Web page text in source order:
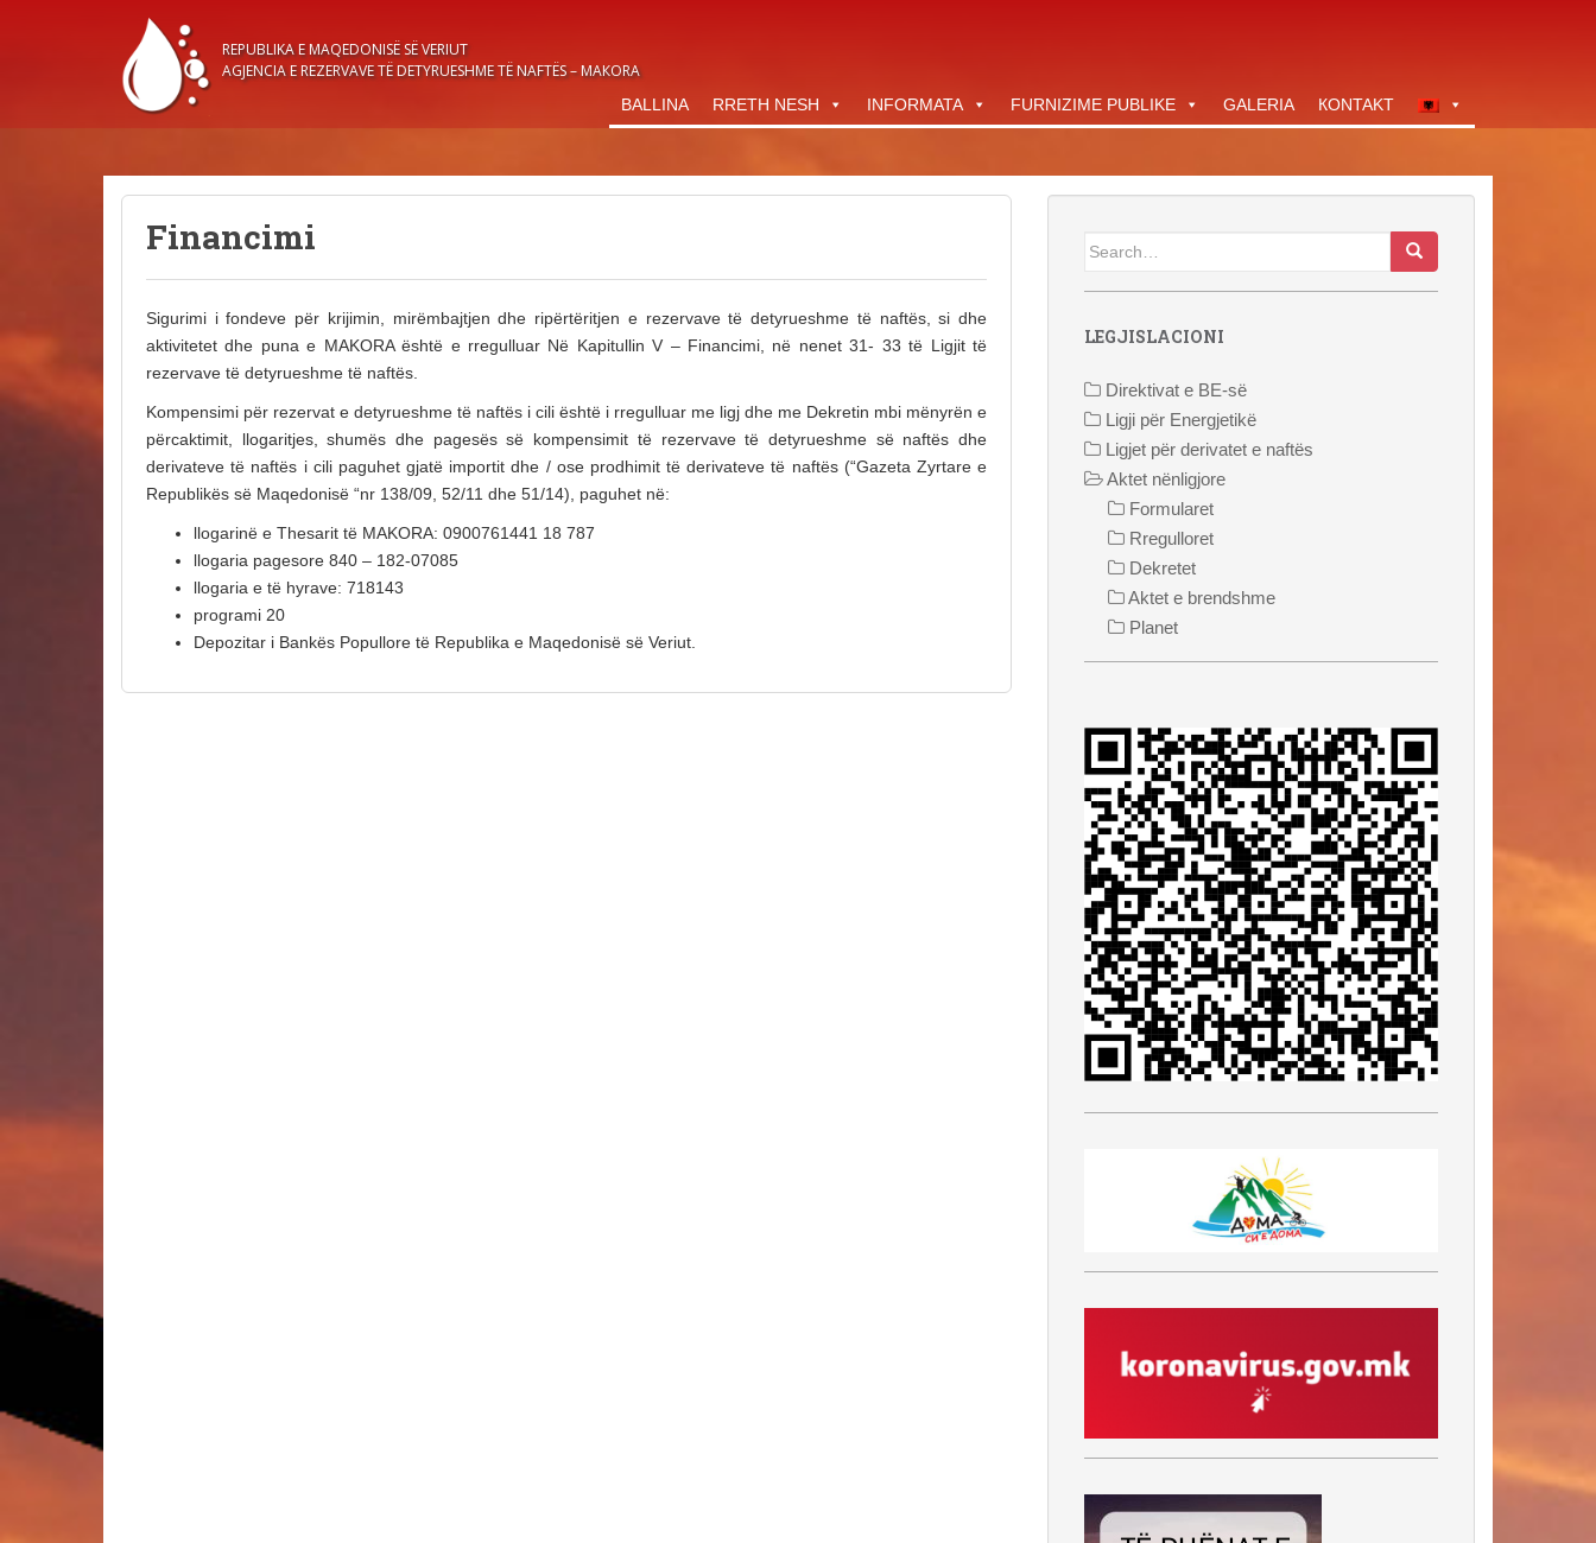
REPUBLIKА Е MAQEDONISË SË VERIUT
AGJENCIA E REZERVAVE TË DETYRUESHME TË NAFTËS – МАКОRА
BALLINA RRETH NESH INFORMATA FURNIZIME PUBLIKE GALERIA КОNTAKT
Financimi
Sigurimi i fondeve për krijimin, mirëmbajtjen dhe ripërtëritjen e rezervave të detyrueshme të naftës, si dhe
aktivitetet dhe puna e MAKORA është e rregulluar Në Kapitullin V – Financimi, në nenet 31- 33 të Ligjit të
rezervave të detyrueshme të naftës.
Kompensimi për rezervat e detyrueshme të naftës i cili është i rregulluar me ligj dhe me Dekretin mbi mënyrën e
përcaktimit, llogaritjes, shumës dhe pagesës së kompensimit të rezervave të detyrueshme së naftës dhe
derivateve të naftës i cili paguhet gjatë importit dhe / ose prodhimit të derivateve të naftës (“Gazeta Zyrtare e
Republikës së Maqedonisë “nr 138/09, 52/11 dhe 51/14), paguhet në:
llogarinë e Thesarit të MAKORA: 0900761441 18 787
llogaria pagesore 840 – 182-07085
llogaria e të hyrave: 718143
programi 20
Depozitar i Bankës Popullore të Republika e Maqedonisë së Veriut.
Search
LEGJISLACIONI
Direktivat e BE-së
Ligji për Energjetikë
Ligjet për derivatet e naftës
Aktet nënligjore
Formularet
Rregulloret
Dekretet
Aktet e brendshme
Planet